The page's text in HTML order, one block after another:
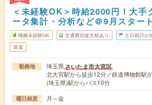
＜未経験OK＞時給2000円！大手
ータ集計・分析など＠9月スタート
職種未経験OK 交通費別途支給あり 土日祝日が
派遣
勤務地 埼玉県さいたま市大宮区
北大宮駅から徒歩12分／鉄道博物館駅
(埼玉県)駅からバス10分
曜日頻度 月～金